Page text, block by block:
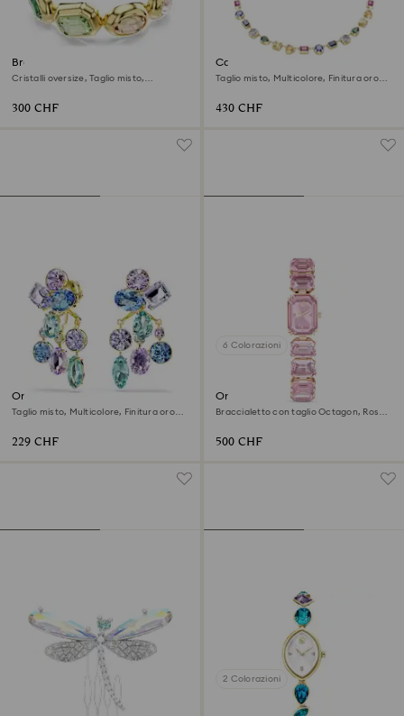
Bracciale rigido Gema
Cristalli oversize, Taglio misto,
300 CHF
Collana Imber
Taglio misto, Multicolore, Finitura oro
430 CHF
Orecchino jacket Gema
Taglio misto, Multicolore, Finitura oro
229 CHF
6 Colorazioni
Orologio
Braccialetto con taglio Octagon, Rosa,
500 CHF
2 Colorazioni